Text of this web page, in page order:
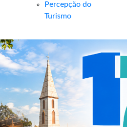
Percepção do
Turismo